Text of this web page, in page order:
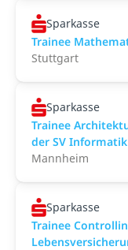
Sparkasse
Trainee
Stuttgart
Sparkasse
Trainee
der SV Informatik
Mannheim
Sparkasse
Trainee